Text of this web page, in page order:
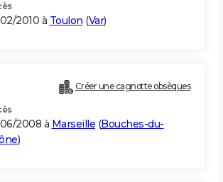
2010 à Toulon (Var)
Créer une cagnotte obsèques
2008 à Marseille (Bouches-du-
)